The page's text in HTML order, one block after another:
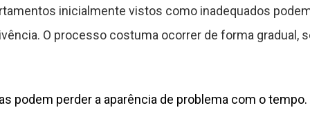
inicialmente vistos como inadequados
O processo costuma ocorrer de forma gradual,
podem perder a aparência de problema com o tempo.